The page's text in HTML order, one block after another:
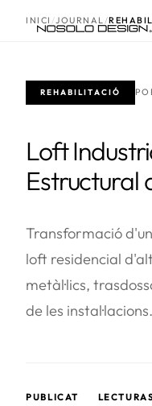
INICI JOURNAL
REHABILITACIÓ
Loft
Estructural
Transformació
loft residencial
metàl·lics,
de les instal·lacions.
PUBLICAT
LECTURA